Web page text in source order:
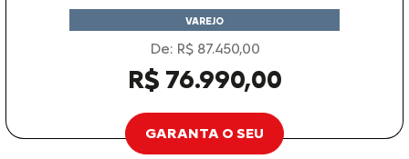
VAREJO
De: R$ 87.450,00
R$ 76.990,00
GARANTA O SEU